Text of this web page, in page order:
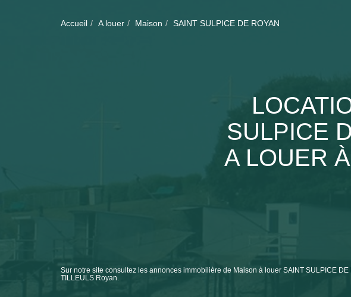
Accueil A louer Maison SAINT SULPICE DE ROYAN
SULPICE
A LOUER
Sur notre site consultez les annonces immobilière de Maison à louer SAINT SULPICE
TILLEULS Royan.